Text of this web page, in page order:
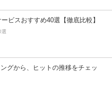
ビスおすすめ40選【徹底比較】
選
グから、ヒットの推移をチェッ